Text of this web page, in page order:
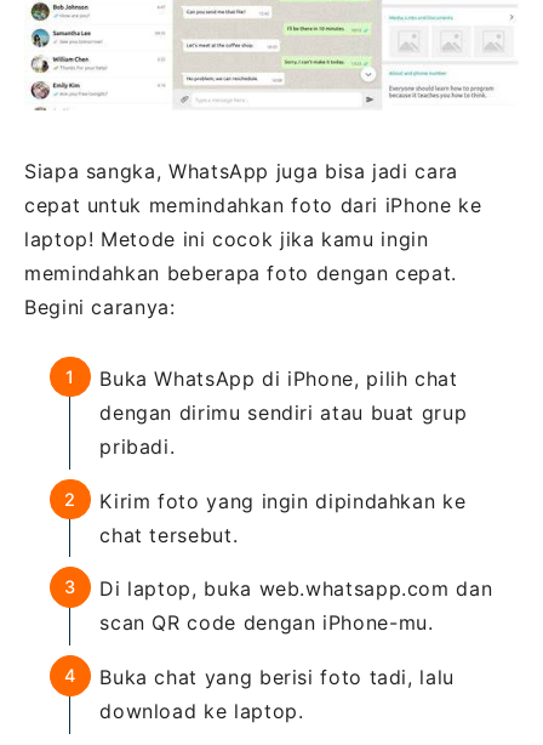
Siapa sangka, WhatsApp juga bisa jadi cara
cepat untuk memindahkan foto dari iPhone ke
laptop! Metode ini cocok jika kamu ingin
memindahkan beberapa foto dengan cepat.
Begini caranya:
Buka WhatsApp di iPhone, pilih chat
dengan dirimu sendiri atau buat grup
pribadi.
Kirim foto yang ingin dipindahkan ke
chat tersebut.
Di laptop, buka web.whatsapp.com dan
scan QR code dengan iPhone-mu.
Buka chat yang berisi foto tadi, lalu
download ke laptop.